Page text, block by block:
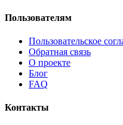
Пользователям
Пользовательское
Обратная связь
О проекте
Блог
FAQ
Контакты